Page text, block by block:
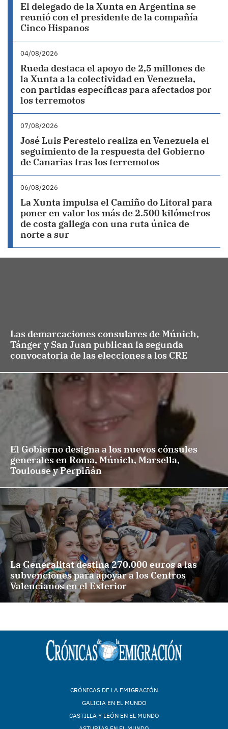
El delegado de la Xunta en Argentina se
reunió con el presidente de la compañía
Cinco Hispanos
04/08/2026
Rueda destaca el apoyo de 2,5 millones de
la Xunta a la colectividad en Venezuela,
con partidas específicas para afectados por
los terremotos
07/08/2026
José Luis Perestelo realiza en Venezuela el
seguimiento de la respuesta del Gobierno
de Canarias tras los terremotos
06/08/2026
La Xunta impulsa el Camiño do Litoral para
poner en valor los más de 2.500 kilómetros
de costa gallega con una ruta única de
norte a sur
Las demarcaciones consulares de Múnich,
Tánger y San Juan publican la segunda
convocatoria de las elecciones a los CRE
El Gobierno designa a los nuevos cónsules
generales en Roma, Múnich, Marsella,
Toulouse y Perpiñán
La Generalitat destina 270.000 euros a las
subvenciones para apoyar a los Centros
Valencianos en el Exterior
CRÓNICAS DE LA EMIGRACIÓN
GALICIA EN EL MUNDO
CASTILLA Y LEÓN EN EL MUNDO